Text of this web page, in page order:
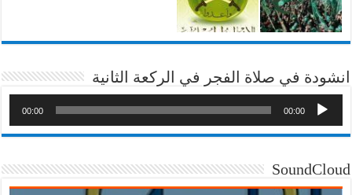
انشودة في صلاة الفجر في الركعة الثانية
00:00
00:00
SoundCloud